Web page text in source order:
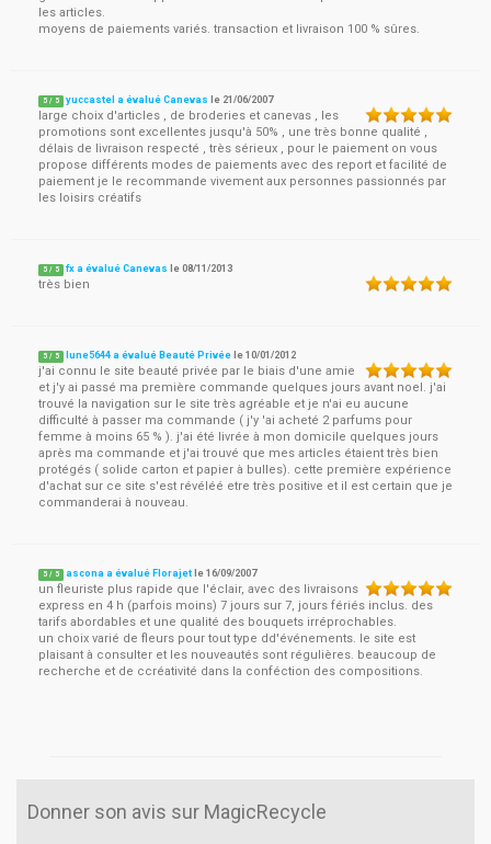
les articles.
moyens de paiements variés. transaction et livraison 100 % sûres.
5 / 5 yuccastel a évalué Canevas le 21/06/2007
large choix d'articles , de broderies et canevas , les
promotions sont excellentes jusqu'à 50% , une très bonne qualité ,
délais de livraison respecté , très sérieux , pour le paiement on vous
propose différents modes de paiements avec des report et facilité de
paiement je le recommande vivement aux personnes passionnés par
les loisirs créatifs
5 / 5 fx a évalué Canevas le08/11/2013
très bien
5 / 5 lune5644 a évalué Beauté Privée le10/01/2012
j'ai connu le site beauté privée par le biais d'une amie
et j'y ai passé ma première commande quelques jours avant noel. j'ai
trouvé la navigation sur le site très agréable et je n'ai eu aucune
difficulté à passer ma commande ( j'y 'ai acheté 2 parfums pour
femme à moins 65 % ). j'ai été livrée à mon domicile quelques jours
après ma commande et j'ai trouvé que mes articles étaient très bien
protégés ( solide carton et papier à bulles). cette première expérience
d'achat sur ce site s'est révéléé etre très positive et il est certain que je
commanderai à nouveau.
5 / 5 ascona a évalué Florajet le16/09/2007
un fleuriste plus rapide que l'éclair, avec des livraisons
express en 4 h (parfois moins) 7 jours sur 7, jours fériés inclus. des
tarifs abordables et une qualité des bouquets irréprochables.
un choix varié de fleurs pour tout type dd'événements. le site est
plaisant à consulter et les nouveautés sont régulières. beaucoup de
recherche et de ccréativité dans la conféction des compositions.
Donner son avis sur MagicRecycle